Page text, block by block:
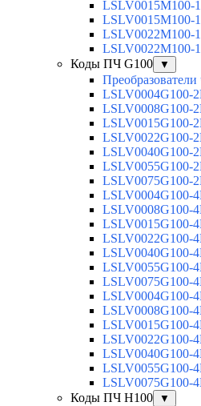
LSLV0015M100-
LSLV0015M100-
LSLV0022M100-
LSLV0022M100-
Коды ПЧ G100
▼
LSLV0004G100-
LSLV0008G100-
LSLV0015G100-
LSLV0022G100-
LSLV0040G100-
LSLV0055G100-
LSLV0075G100-
LSLV0004G100-
LSLV0008G100-
LSLV0015G100-
LSLV0022G100-
LSLV0040G100-
LSLV0055G100-
LSLV0075G100-
LSLV0004G100-
LSLV0008G100-
LSLV0015G100-
LSLV0022G100-
LSLV0040G100-
LSLV0055G100-
LSLV0075G100-
Коды ПЧ H100
▼